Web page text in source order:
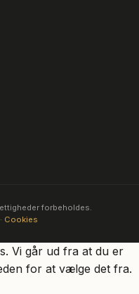
forbeholdes.
· Cookies
Vi går ud fra at du er
for at vælge det fra.